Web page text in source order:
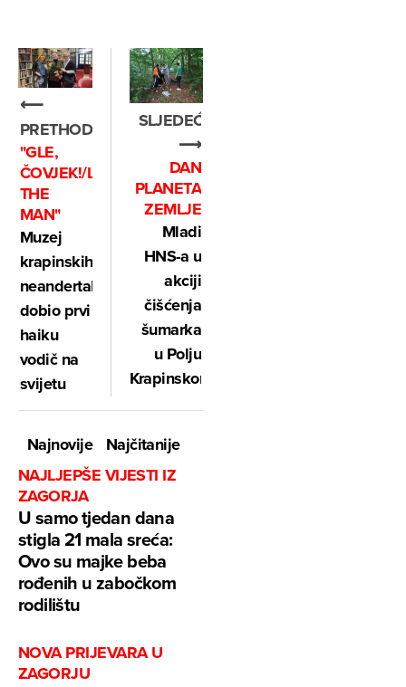
⟵
PRETHODNO
"GLE,
ČOVJEK!/LOOK,
THE
MAN"
Muzej
krapinskih
neandertalaca
dobio prvi
haiku
vodič na
svijetu
SLJEDEĆE
⟶
DAN
PLANETA
ZEMLJE
Mladi
HNS-a u
akciji
čišćenja
šumarka
u Polju
Krapinskom
Najnovije
Najčitanije
NAJLJEPŠE VIJESTI IZ
ZAGORJA
U samo tjedan dana
stigla 21 mala sreća:
Ovo su majke beba
rođenih u zabočkom
rodilištu
NOVA PRIJEVARA U
ZAGORJU